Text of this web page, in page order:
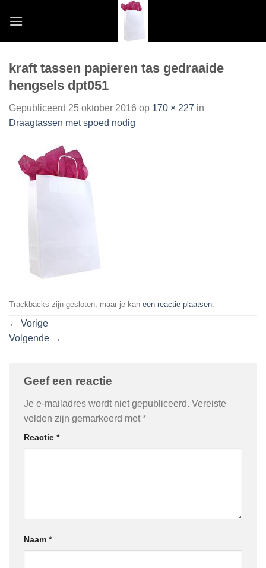
kraft tassen papieren tas gedraaide
hengsels dpt051
Gepubliceerd 25 oktober 2016 op 170 × 227 in
Draagtassen met spoed nodig
Trackbacks zijn gesloten, maar je kan een reactie plaatsen
← Vorige
Volgende →
Geef een reactie
Je e-mailadres wordt niet gepubliceerd. Vereiste
velden zijn gemarkeerd met*
Reactie *
Naam *